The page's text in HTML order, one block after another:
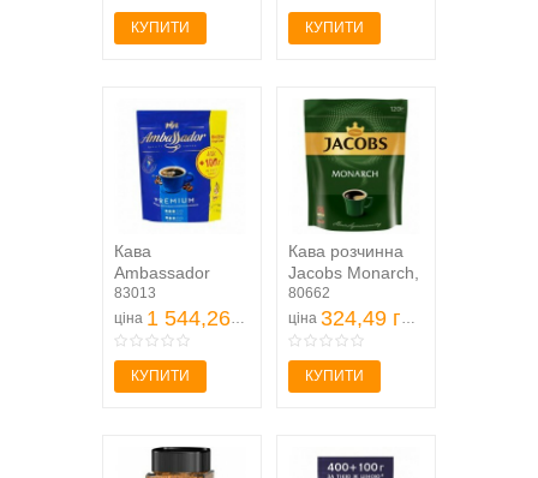
170г
КУПИТИ КУПИТИ
Кава
Ambassador
Premium
розчинна
сублімована
500г
83013
ціна 1 544,26 грн
КУПИТИ
Кава розчинна
Jacobs Monarch,
120г , пакет
80662
ціна 324,49 грн
КУПИТИ